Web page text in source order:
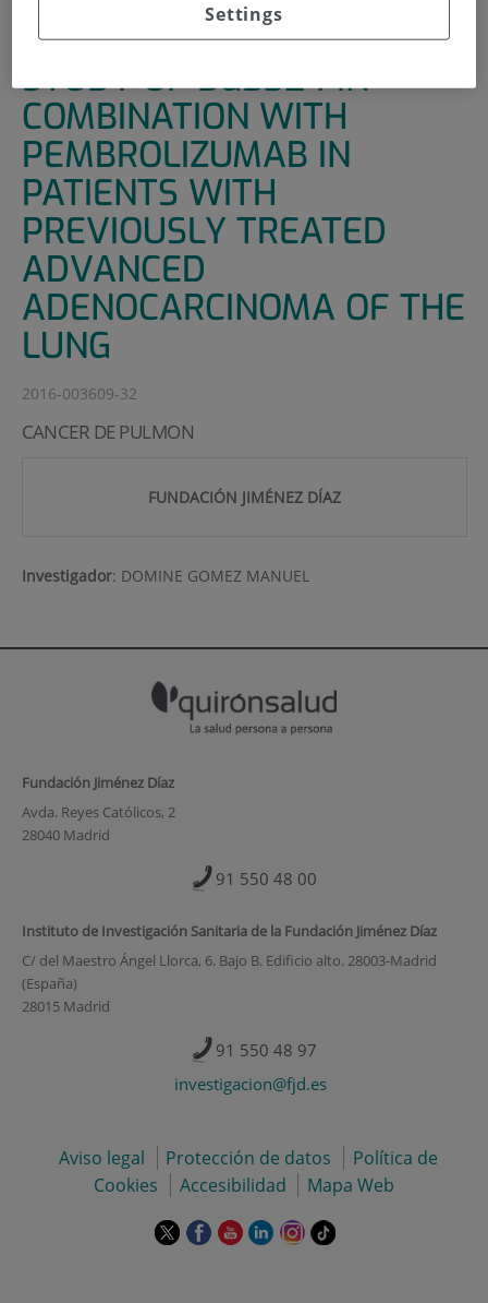
A PHASE II MULTI CENTER
STUDY OF BGB324 IN
COMBINATION WITH
PEMBROLIZUMAB IN
PATIENTS WITH
PREVIOUSLY TREATED
ADVANCED
ADENOCARCINOMA OF THE
LUNG
2016-003609-32
CANCER DE PULMON
FUNDACIÓN JIMÉNEZ DÍAZ
Investigador: DOMINE GOMEZ MANUEL
Fundación Jiménez Díaz
Avda. Reyes Católicos, 2
28040 Madrid
91 550 48 00
Instituto de Investigación Sanitaria de la Fundación Jiménez Díaz
C/ del Maestro Ángel Llorca, 6. Bajo B. Edificio alto. 28003-Madrid
(España)
28015 Madrid
91 550 48 97
investigacion@fjd.es
Aviso legal Protección de datos
Política de
Cookies
Accesibilidad Mapa Web
EsteEsteEsteEsteEsteEnlace
Settings